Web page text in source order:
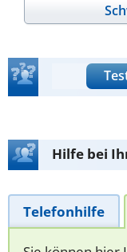
Hilfe bei
Telefonhilfe